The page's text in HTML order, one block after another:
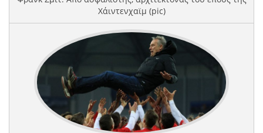
Χάιντενχαϊμ (pic)